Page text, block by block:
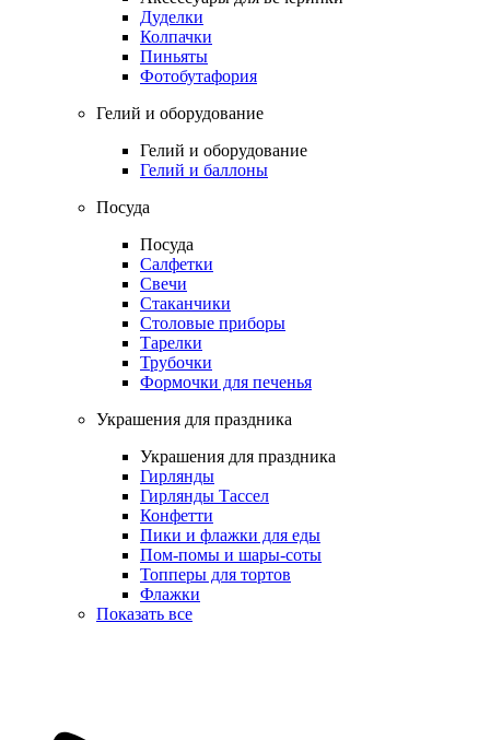
Дуделки
Колпачки
Пиньяты
Фотобутафория
Гелий и оборудование
Гелий и оборудование
Гелий и баллоны
Посуда
Посуда
Салфетки
Свечи
Стаканчики
Столовые приборы
Тарелки
Трубочки
Формочки для печенья
Украшения для праздника
Украшения для праздника
Гирлянды
Гирлянды Тассел
Конфетти
Пики и флажки для еды
Пом-помы и шары-соты
Топперы для тортов
Флажки
Показать все